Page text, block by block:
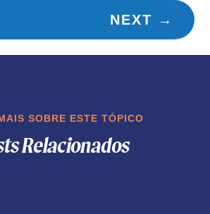
NEXT →
SOBRE ESTE TÓPICO
Relacionados